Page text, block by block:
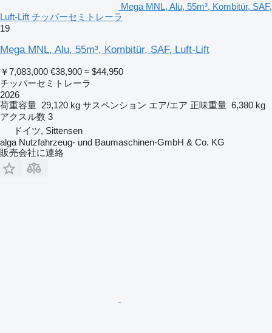
Mega MNL, Alu, 55m³, Kombitür, SAF,
Luft-Lift チッパーセミトレーラ
19
Mega MNL, Alu, 55m³, Kombitür, SAF, Luft-Lift
￥7,083,000 €38,900 ≈ $44,950
チッパーセミトレーラ
2026
荷重容量 29,120 kg サスペンション エア/エア 正味重量 6,380 kg
アクスル数 3
ドイツ, Sittensen
alga Nutzfahrzeug- und Baumaschinen-GmbH & Co. KG
販売会社に連絡